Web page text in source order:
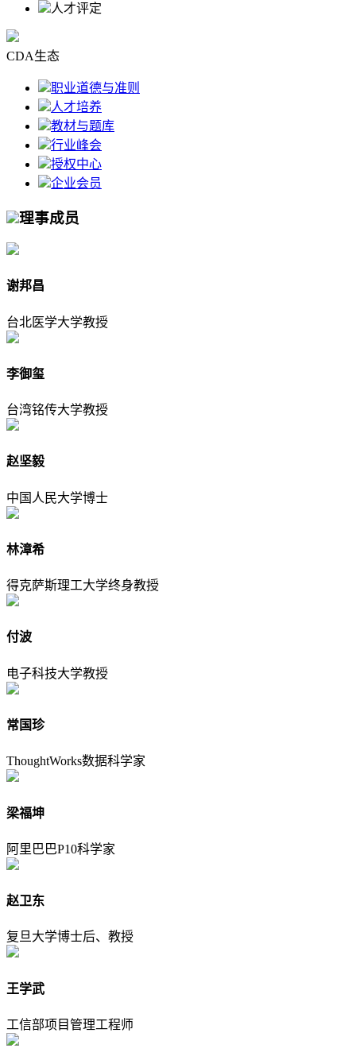
人才评定
CDA生态
职业道德与准则
人才培养
教材与题库
行业峰会
授权中心
企业会员
理事成员
谢邦昌
台北医学大学教授
李御玺
台湾铭传大学教授
赵坚毅
中国人民大学博士
林漳希
得克萨斯理工大学终身教授
付波
电子科技大学教授
常国珍
ThoughtWorks数据科学家
梁福坤
阿里巴巴P10科学家
赵卫东
复旦大学博士后、教授
王学武
工信部项目管理工程师